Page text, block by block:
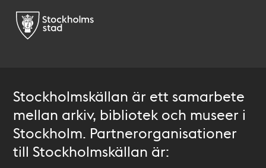
Stockholmskällan är ett samarbete
mellan arkiv, bibliotek och museer i
Stockholm. Partnerorganisationer
till Stockholmskällan är: